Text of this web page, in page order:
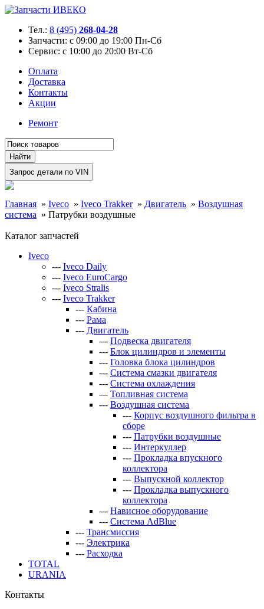
Тел.: 8 (495) 268-04-28
Запчасти: с 09:00 до 19:00 Пн-Сб
Сервис: с 10:00 до 20:00 Вт-Сб
Оплата
Доставка
Контакты
Акции
Ремонт
Главная » Iveco » Iveco Trakker » Двигатель » Воздушная
система » Патрубки воздушные
Каталог запчастей
Iveco
--- Iveco Daily
--- Iveco EuroCargo
--- Iveco Stralis
--- Iveco Trakker
--- Кабина
--- Рама
--- Двигатель
--- Подвеска двигателя
--- Блок цилиндров и элементы
--- Головка блока цилиндров
--- Система смазки двигателя
--- Система охлаждения
--- Топливная система
--- Воздушная система
--- Корпус воздушного фильтра в
сборе
--- Патрубки воздушные
--- Интеркуллер
--- Прокладка впускного
коллектора
--- Выпускной коллектор
--- Прокладка выпускного
коллектора
--- Нависное оборудование
--- Система AdBlue
--- Трансмиссия
--- Электрика
--- Расходка
TOTAL
URANIA
Контакты